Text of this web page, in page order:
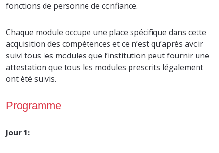
fonctions de personne de confiance.
Chaque module occupe une place spécifique dans cette
acquisition des compétences et ce n’est qu’après avoir
suivi tous les modules que l’institution peut fournir une
attestation que tous les modules prescrits légalement
ont été suivis.
Programme
Jour 1: